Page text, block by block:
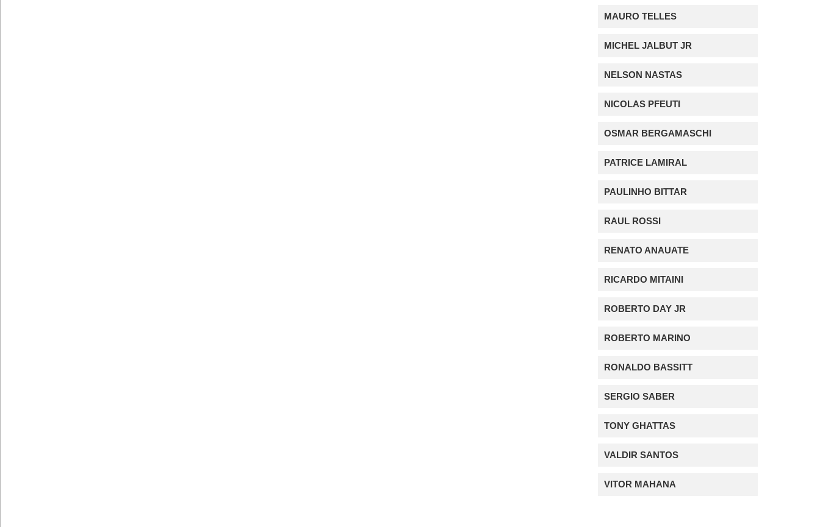
MAURO TELLES
MICHEL JALBUT JR
NELSON NASTAS
NICOLAS PFEUTI
OSMAR BERGAMASCHI
PATRICE LAMIRAL
PAULINHO BITTAR
RAUL ROSSI
RENATO ANAUATE
RICARDO MITAINI
ROBERTO DAY JR
ROBERTO MARINO
RONALDO BASSITT
SERGIO SABER
TONY GHATTAS
VALDIR SANTOS
VITOR MAHANA